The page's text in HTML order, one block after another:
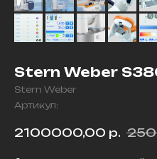
Stern Weber
Stern Weber
Артикул:
2100000,00 р.